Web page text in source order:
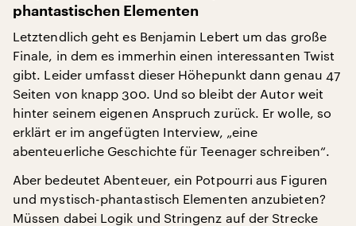
phantastischen Elementen
Letztendlich geht es Benjamin Lebert um das große
Finale, in dem es immerhin einen interessanten Twist
gibt. Leider umfasst dieser Höhepunkt dann genau 47
Seiten von knapp 300. Und so bleibt der Autor weit
hinter seinem eigenen Anspruch zurück. Er wolle, so
erklärt er im angefügten Interview, „eine
abenteuerliche Geschichte für Teenager schreiben“.
Aber bedeutet Abenteuer, ein Potpourri aus Figuren
und mystisch-phantastisch Elementen anzubieten?
Müssen dabei Logik und Stringenz auf der Strecke